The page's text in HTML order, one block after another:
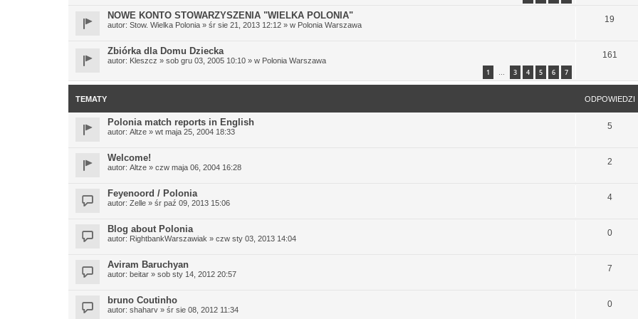
NOWE KONTO STOWARZYSZENIA "WIELKA POLONIA"
autor: Stow. Wielka Polonia » śr sie 21, 2013 12:12 » w Polonia Warszawa
19
Zbiórka dla Domu Dziecka
autor: Kleszcz » sob gru 03, 2005 10:10 » w Polonia Warszawa
1 … 3 4 5 6 7
161
TEMATY ODPOWIEDZI
Polonia match reports in English
autor: Altze » wt maja 25, 2004 18:33
5
Welcome!
autor: Altze » czw maja 06, 2004 16:28
2
Feyenoord / Polonia
autor: Zelle » śr paź 09, 2013 15:06
4
Blog about Polonia
autor: RightbankWarszawiak » czw sty 03, 2013 14:04
0
Aviram Baruchyan
autor: beitar » sob sty 14, 2012 20:57
7
bruno Coutinho
autor: shaharv » śr sie 08, 2012 11:34
0